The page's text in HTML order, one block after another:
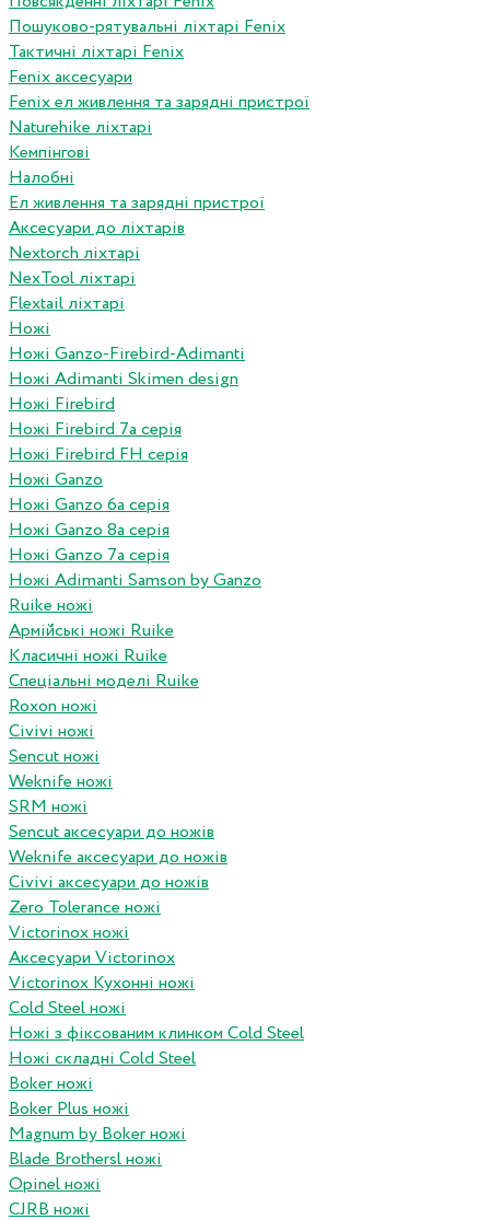
Пошуково-рятувальні ліхтарі Fenix
Тактичні ліхтарі Fenix
Fenix аксесуари
Fenix ел живлення та зарядні пристрої
Naturehike ліхтарі
Кемпінгові
Налобні
Ел живлення та зарядні пристрої
Аксесуари до ліхтарів
Nextorch ліхтарі
NexTool ліхтарі
Flextail ліхтарі
Ножі
Ножі Ganzo-Firebird-Adimanti
Ножі Adimanti Skimen design
Ножі Firebird
Ножі Firebird 7а серія
Ножі Firebird FH серія
Ножі Ganzo
Ножі Ganzo 6а серія
Ножі Ganzo 8а серія
Ножі Ganzo 7а серія
Ножі Adimanti Samson by Ganzo
Ruike ножі
Армійські ножі Ruike
Класичні ножі Ruike
Спеціальні моделі Ruike
Roxon ножi
Civivi ножі
Sencut ножі
Weknife ножі
SRM ножі
Sencut аксесуари до ножів
Weknife аксесуари до ножів
Civivi аксесуари до ножів
Zero Tolerance ножі
Victorinox ножі
Аксесуари Victorinox
Victorinox Кухонні ножі
Cold Steel ножі
Ножі з фіксованим клинком Cold Steel
Ножі складні Cold Steel
Boker ножі
Boker Plus ножі
Magnum by Boker ножі
Blade Brothersl ножі
Opinel ножі
CJRB ножі